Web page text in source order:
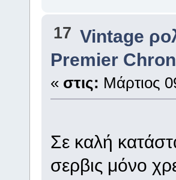
17 Vintage
Premier
« στις: Μάρτιος
Σε καλή
σερβις μόνο